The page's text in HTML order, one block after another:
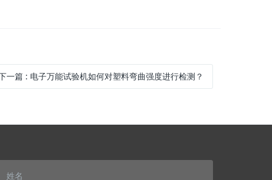
一篇: 电子万能试验机如何对塑料弯曲强度进行检测？